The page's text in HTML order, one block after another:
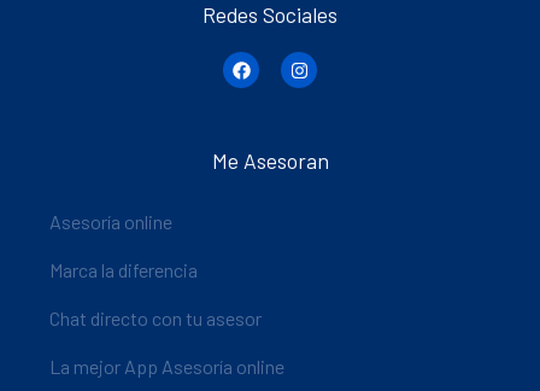
Redes Sociales
Me Asesoran
Asesoría online
Marca la diferencia
Chat directo con tu asesor
La mejor App Asesoría online